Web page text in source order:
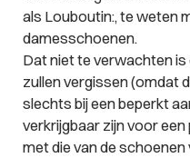
als Louboutin:, te weten
damesschoenen.
Dat niet te verwachten
zullen vergissen (omdat
slechts bij een beperkt
verkrijgbaar zijn voor een
met die van de